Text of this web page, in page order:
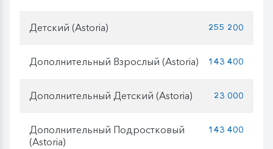
Детский (Astoria) 255 200
Дополнительный Взрослый (Astoria) 143 400
Дополнительный Детский (Astoria) 23 000
Дополнительный Подростковый
(Astoria)
143 400